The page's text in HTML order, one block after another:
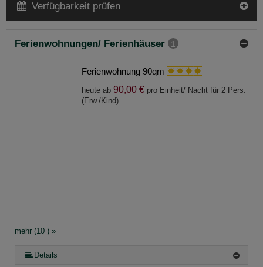
Verfügbarkeit prüfen
Ferienwohnungen/ Ferienhäuser 1
mehr (10 ) »
mehr (10 ) »
mehr (10 ) »
mehr (10 ) »
mehr (10 ) »
mehr (10 ) »
mehr (10 ) »
Ferienwohnung 90qm
heute ab 90,00 € pro Einheit/ Nacht für 2 Pers.
(Erw./Kind)
Details